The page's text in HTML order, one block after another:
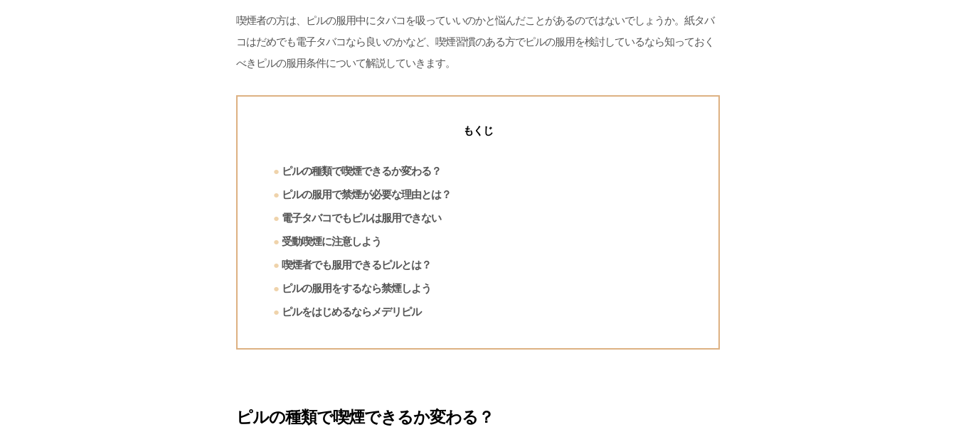
喫煙者の方は、ピルの服用中にタバコを吸っていいのかと悩んだことがあるのではないでしょうか。紙タバ
コはだめでも電子タバコなら良いのかなど、喫煙習慣のある方でピルの服用を検討しているなら知っておく
べきピルの服用条件について解説していきます。
もくじ
ピルの種類で喫煙できるか変わる？
ピルの服用で禁煙が必要な理由とは？
電子タバコでもピルは服用できない
受動喫煙に注意しよう
喫煙者でも服用できるピルとは？
ピルの服用をするなら禁煙しよう
ピルをはじめるならメデリピル
ピルの種類で喫煙できるか変わる？